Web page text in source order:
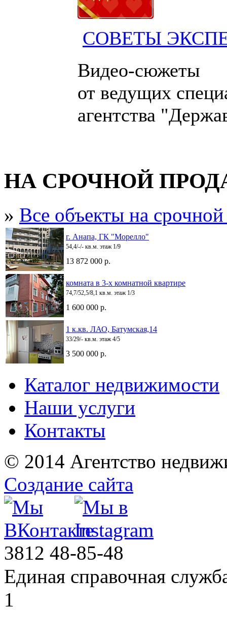
СОВЕТЫ
Видео-сюжеты
от ведущих
агентства
НА СРОЧНОЙ
» Все объекты на
г. Анапа, ГК "Морелло"
54,4/-/- кв.м. этаж 1/9
13 872 000 р.
комната в 3-х комнатной квартире
74,7/52,5/8,1 кв.м. этаж 1/3
1 600 000 р.
1 к.кв. ЛАО, Батумская,14
33/29/- кв.м. этаж 4/5
3 500 000 р.
Каталог недвижимости
Наши услуги
Контакты
© 2014 Агентство
Создание сайта
3812 48-85-48
Единая справочная
1